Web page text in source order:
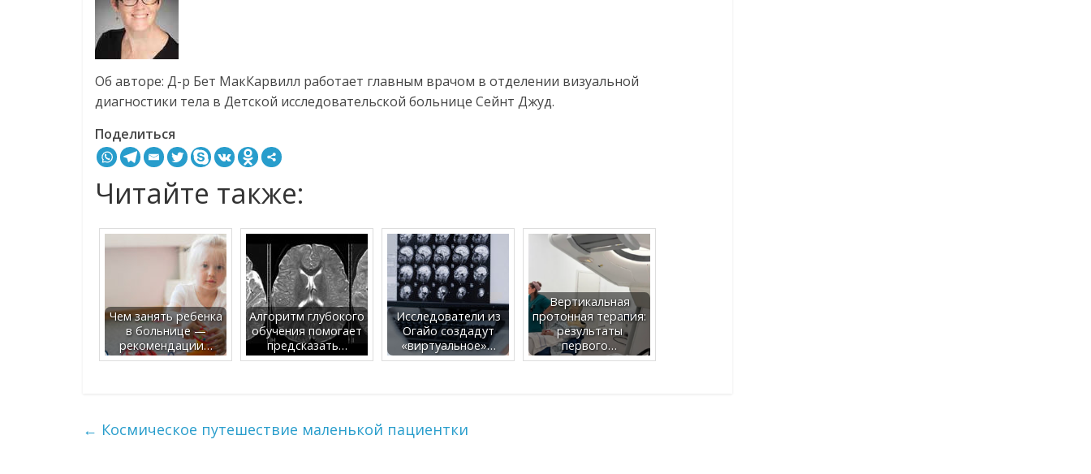
Об авторе: Д-р Бет МакКарвилл работает главным врачом в отделении визуальной
диагностики тела в Детской исследовательской больнице Сейнт Джуд.
Поделиться
Читайте также:
Чем занять ребенка
в больнице —
рекомендации…
Алгоритм глубокого
обучения помогает
предсказать…
Исследователи из
Огайо создадут
«виртуальное»…
Вертикальная
протонная терапия:
результаты
первого…
← Космическое путешествие маленькой пациентки